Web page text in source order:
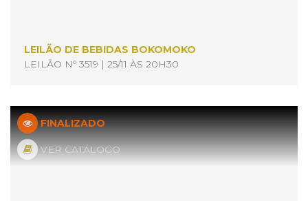
LEILÃO DE BEBIDAS BOKOMOKO
LEILÃO Nº 3519 | 25/11 ÀS 20H30
FINALIZADO
VER CATÁLOGO